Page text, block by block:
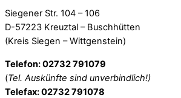
Siegener Str. 104 – 106
D-57223 Kreuztal – Buschhütten
(Kreis Siegen – Wittgenstein)
Telefon: 02732 791079
(Tel. Auskünfte sind unverbindlich!)
Telefax: 02732 791078